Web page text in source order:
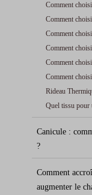
Comment
Comment
Comment
Comment
Comment
Comment
Rideau
Quel tissu pour
Canicule :
?
Comment
augmenter le